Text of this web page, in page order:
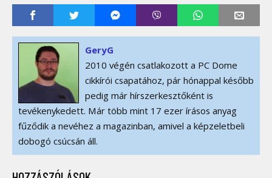
GeryG
2010 végén csatlakozott a PC Dome
cikkírói csapatához, pár hónappal később
pedig már hírszerkesztőként is
tevékenykedett. Már több mint 17 ezer írásos anyag
fűződik a nevéhez a magazinban, amivel a képzeletbeli
dobogó csúcsán áll.